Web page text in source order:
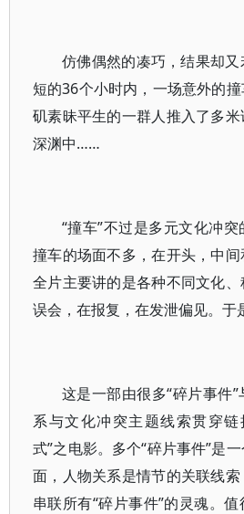
仿佛偶然的凑巧，结果却
短的36个小时内，一场意外的
矶素昧平生的一群人推入了多
深渊中……
“撞车”不过是多元文化冲
撞车的场面不多，在开头，中间
全片主要讲的是各种不同文化
误会，在报复，在发泄偏见。于
这是一部由很多“碎片事件
系与文化冲突主题线索贯穿
式”之电影。多个“碎片事件”是
面，人物关系是情节的关联线
串联所有“碎片事件”的灵魂。